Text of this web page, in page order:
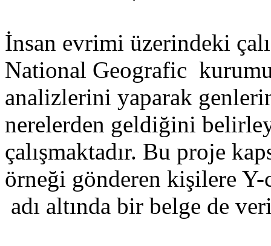
İnsan evrimi üzerindeki
National Geografic
analizlerini yaparak
nerelerden geldiğini
çalışmaktadır. Bu proje
örneği gönderen kişilere
adı altında bir belge de